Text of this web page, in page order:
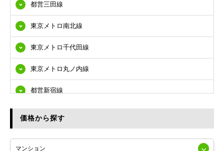
江東区
品川区
目黒区
大田区
世田谷区
渋谷区
練馬区
都営三田線
東京メトロ南北線
東京メトロ千代田線
東京メトロ丸ノ内線
都営新宿線
価格から探す